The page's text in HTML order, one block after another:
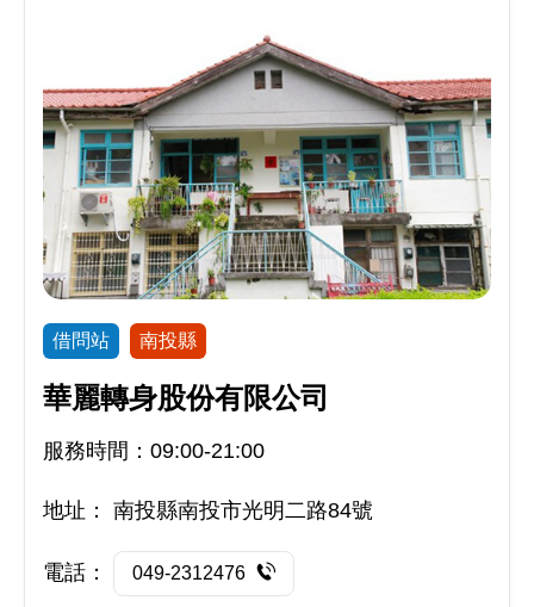
借問站 南投縣
華麗轉身股份有限公司
服務時間：09:00-21:00
地址： 南投縣南投市光明二路84號
電話： 049-2312476